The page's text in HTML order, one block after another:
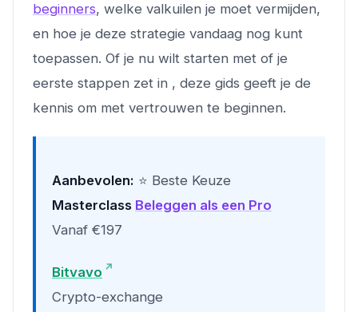
beginners, welke valkuilen je moet vermijden,
en hoe je deze strategie vandaag nog kunt
toepassen. Of je nu wilt starten met of je
eerste stappen zet in , deze gids geeft je de
kennis om met vertrouwen te beginnen.
Aanbevolen: ⭐ Beste Keuze
Masterclass Beleggen als een Pro
Vanaf €197
Bitvavo
Crypto-exchange